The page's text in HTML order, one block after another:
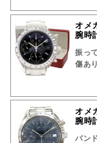
オメ
腕時
振っ
傷あ
オメ
腕時
バン